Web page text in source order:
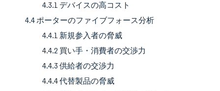
4.3.1 デバイスの高コスト
4.4 ポーターのファイブフォース分析
4.4.1 新規参入者の脅威
4.4.2 買い手・消費者の交渉力
4.4.3 供給者の交渉力
4.4.4 代替製品の脅威